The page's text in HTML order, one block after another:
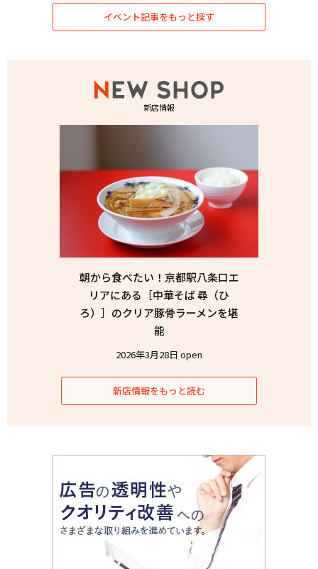
イベント記事をもっと探す
新店情報
朝から食べたい！京都駅八条口エ
リアにある［中華そば 尋（ひ
ろ）］のクリア豚骨ラーメンを堪
能
2026年3月28日 open
新店情報をもっと読む